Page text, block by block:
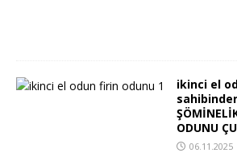
ikinci el
ODUNU
06.11.2025